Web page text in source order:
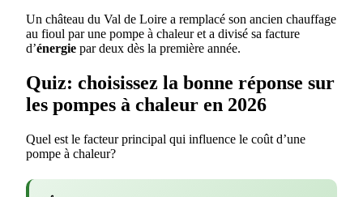
Un château du Val de Loire a remplacé son ancien chauffage
au fioul par une pompe à chaleur et a divisé sa facture
d’énergie par deux dès la première année.
Quiz: choisissez la bonne réponse sur
les pompes à chaleur en 2026
Quel est le facteur principal qui influence le coût d’une
pompe à chaleur?